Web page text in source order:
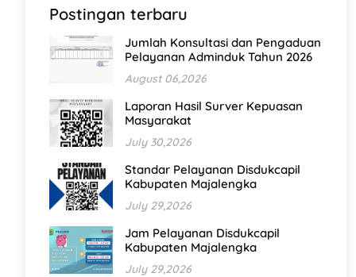
Postingan terbaru
Jumlah Konsultasi dan Pengaduan
Pelayanan Adminduk Tahun 2026
August 06,2026
Laporan Hasil Surver Kepuasan
Masyarakat
July 30,2026
Standar Pelayanan Disdukcapil
Kabupaten Majalengka
July 29,2026
Jam Pelayanan Disdukcapil
Kabupaten Majalengka
July 29,2026